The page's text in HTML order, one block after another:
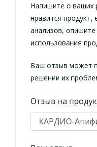
Напишите о ваших
нравится продукт,
анализов,
использования
Ваш отзыв может
решении их
Отзыв на